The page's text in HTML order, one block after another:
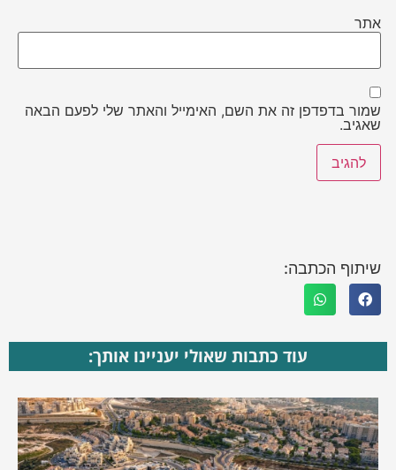
אתר
שמור בדפדפן זה את השם, האימייל והאתר שלי לפעם הבאה
שאגיב.
שיתוף הכתבה:
עוד כתבות שאולי יעניינו אותך: